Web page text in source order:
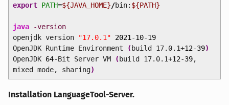
export PATH=${JAVA_HOME}/bin: ${PATH}
java
-version
openjdk version
"17.0.1" 2021 -10-19
OpenJDK Runtime Environment
( build 17.0.1+12-39)
OpenJDK 64-Bit Server VM ( build 17.0.1+12-39,
mixed mode, sharing)
Installation LanguageTool-Server.